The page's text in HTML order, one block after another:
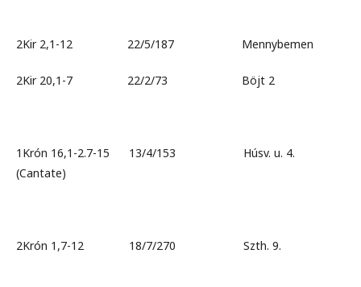
2Kir 2,1-12 22/5/187 Mennybemen
2Kir 20,1-7 22/2/73 Böjt 2
1Krón 16,1-2.7-15 13/4/153 Húsv. u. 4.
(Cantate)
2Krón 1,7-12 18/7/270 Szth. 9.